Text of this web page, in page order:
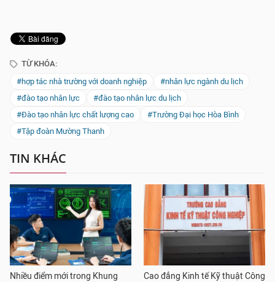
TỪ KHÓA:
#hợp tác nhà trường với doanh nghiệp
#nhân lực ngành du lịch
#đào tạo nhân lực
#đào tạo nhân lực du lịch
#Đào tạo nhân lực chất lượng cao
#Trường Đại học Hòa Bình
#Tập đoàn Mường Thanh
TIN KHÁC
Nhiều điểm mới trong Khung
Cao đẳng Kinh tế Kỹ thuật Công